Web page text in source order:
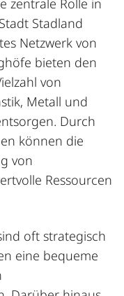
zentrale Rolle in
Stadland
Netzwerk von
bieten den
von
Metall und
Durch
können die
von
Ressourcen
oft strategisch
eine bequeme